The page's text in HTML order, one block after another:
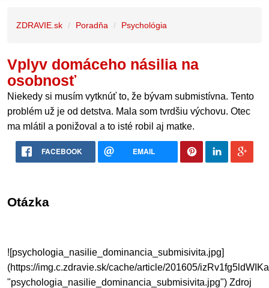
ZDRAVIE.sk Poradňa Psychológia
Vplyv domáceho násilia na
osobnosť
Niekedy si musím vytknúť to, že bývam submistívna. Tento
problém už je od detstva. Mala som tvrdšiu výchovu. Otec
ma mlátil a ponižoval a to isté robil aj matke.
FACEBOOK EMAIL
Otázka
![psychologia_nasilie_dominancia_submisivita.jpg]
(https://img.c.zdravie.sk/cache/article/201605/
"psychologia_nasilie_dominancia_submisivita.jpg") Zdroj